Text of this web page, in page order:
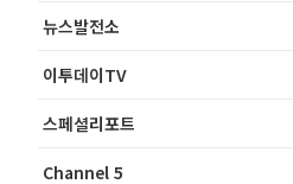
뉴스발전소
이투데이TV
스페셜리포트
Channel 5